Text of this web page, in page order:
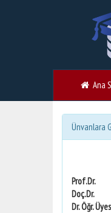
Ana
Ünvanlara
Prof.Dr.
Doç.Dr.
Dr. Öğr.